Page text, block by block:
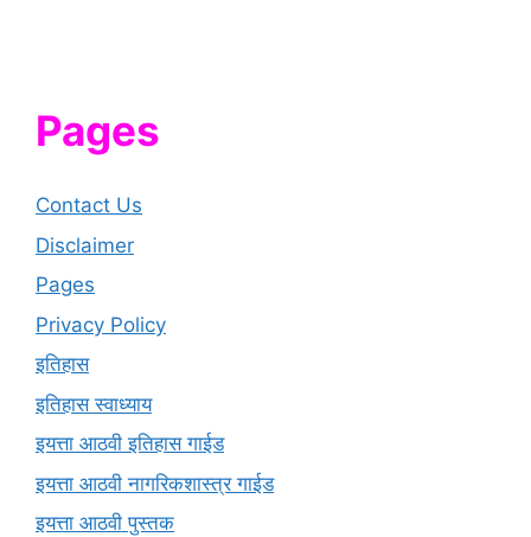
Pages
Contact Us
Disclaimer
Pages
Privacy Policy
इतिहास
इतिहास स्वाध्याय
इयत्ता आठवी इतिहास गाईड
इयत्ता आठवी नागरिकशास्त्र गाईड
इयत्ता आठवी पुस्तक